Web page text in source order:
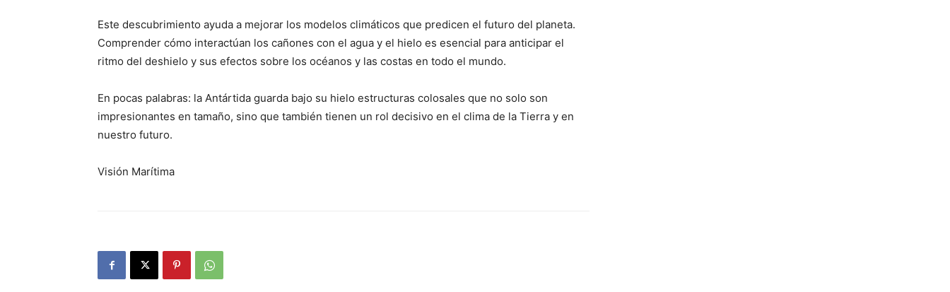
Este descubrimiento ayuda a mejorar los modelos climáticos que predicen el futuro del planeta.
Comprender cómo interactúan los cañones con el agua y el hielo es esencial para anticipar el
ritmo del deshielo y sus efectos sobre los océanos y las costas en todo el mundo.
En pocas palabras: la Antártida guarda bajo su hielo estructuras colosales que no solo son
impresionantes en tamaño, sino que también tienen un rol decisivo en el clima de la Tierra y en
nuestro futuro.
Visión Marítima